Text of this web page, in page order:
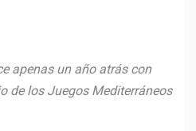
apenas un año atrás con
de los Juegos Mediterráneos